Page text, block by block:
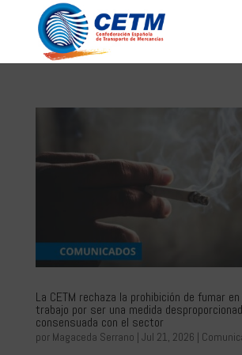
La CETM rechaza la prohibición de fumar
trabajo por ser una medida
consensuada con el sector
por Magaceda Serrano | Jul 21, 2026 |